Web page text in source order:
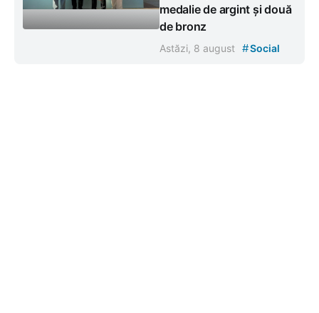
medalie de argint și două
de bronz
Astăzi, 8 august #Social